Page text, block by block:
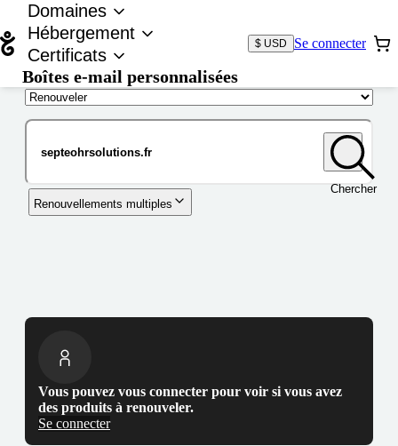
Domaines
Hébergement
Certificats
Boîtes e-mail personnalisées
$ USD Se connecter
Chercher
Renouvellements multiples
Vous pouvez vous connecter pour voir si vous avez
des produits à renouveler.
Se connecter